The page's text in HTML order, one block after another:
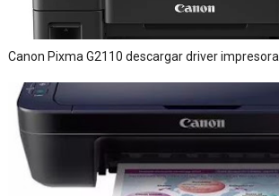
Canon Pixma G2110 descargar driver impresora